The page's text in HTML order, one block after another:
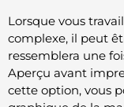
Lorsque vous
complexe, il peut
ressemblera une
Aperçu avant
cette option, vous